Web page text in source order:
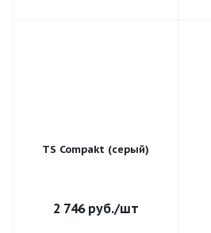
TS Compakt (серый)
2 746руб./шт